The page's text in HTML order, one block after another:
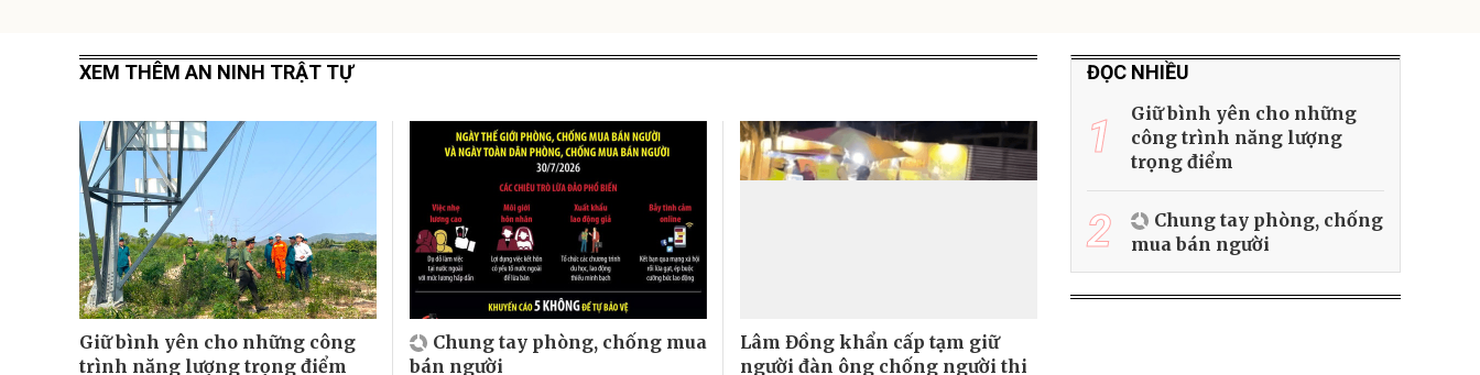
XEM THÊM AN NINH TRẬT TỰ
Giữ bình yên cho những công
trình năng lượng trọng điểm
Chung tay phòng, chống mua
bán người
Lâm Đồng khẩn cấp tạm giữ
người đàn ông chống người thi
ĐỌC NHIỀU
1
Giữ bình yên cho những
công trình năng lượng
trọng điểm
2
Chung tay phòng, chống
mua bán người